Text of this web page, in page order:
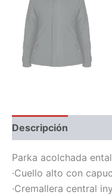
Descripción
Parka acolchada
·Cuello alto con
·Cremallera central